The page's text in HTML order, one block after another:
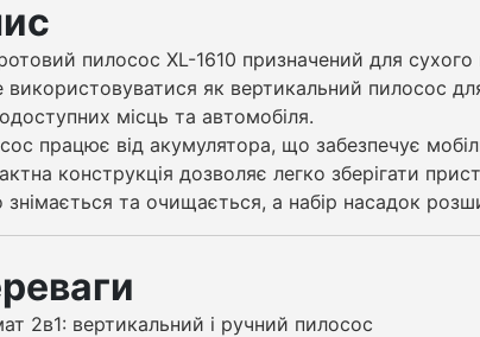
пилосос XL-1610 призначений для
як вертикальний пилосос
місць та автомобіля.
працює від акумулятора, що забезпечує
конструкція дозволяє легко зберігати
знімається та очищається, а набір насадок
2в1: вертикальний і ручний пилосос